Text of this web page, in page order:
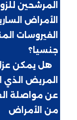
المرشحين
الأمراض
الفيروسات
جنسيا؟
هل يمكن عزل
المريض الذي
عن مواصلة
من الأمراض